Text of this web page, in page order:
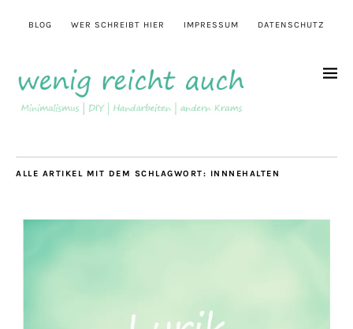
BLOG WER SCHREIBT HIER IMPRESSUM DATENSCHUTZ
ALLE ARTIKEL MIT DEM SCHLAGWORT: INNNEHALTEN